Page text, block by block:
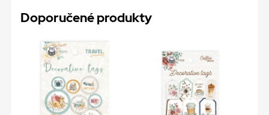
Doporučené produkty